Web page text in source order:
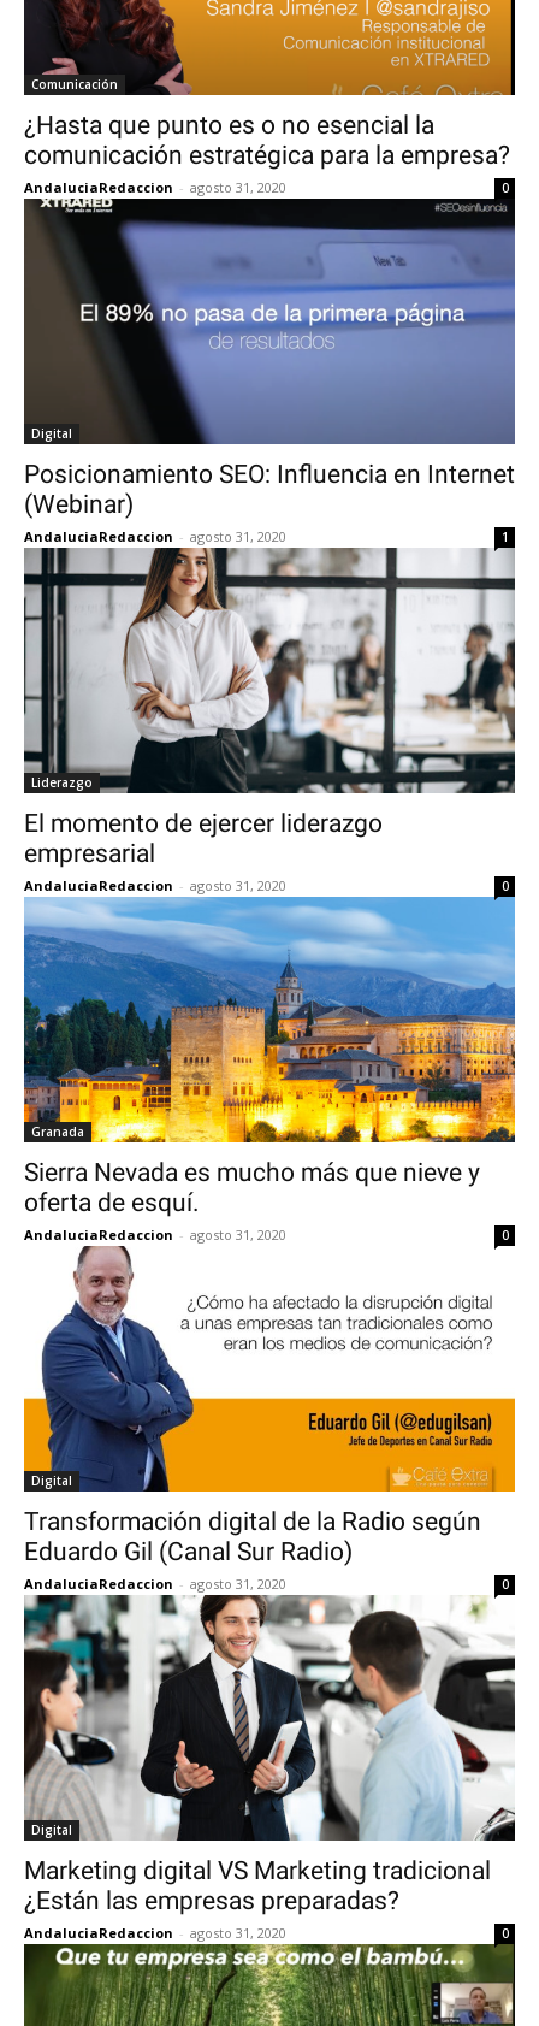
Comunicación
¿Hasta que punto es o no esencial la
comunicación estratégica para la empresa?
AndaluciaRedaccion - agosto 31, 2020 0
Digital
Posicionamiento SEO: Influencia en Internet
(Webinar)
AndaluciaRedaccion - agosto 31, 2020 1
Liderazgo
El momento de ejercer liderazgo
empresarial
AndaluciaRedaccion - agosto 31, 2020 0
Granada
Sierra Nevada es mucho más que nieve y
oferta de esquí.
AndaluciaRedaccion - agosto 31, 2020 0
Digital
Transformación digital de la Radio según
Eduardo Gil (Canal Sur Radio)
AndaluciaRedaccion - agosto 31, 2020 0
Digital
Marketing digital VS Marketing tradicional
¿Están las empresas preparadas?
AndaluciaRedaccion - agosto 31, 2020 0